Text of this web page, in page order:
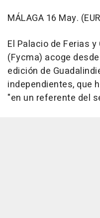
MÁLAGA 16 May.
El Palacio de Ferias
(Fycma) acoge
edición de
independientes, que
"en un referente del